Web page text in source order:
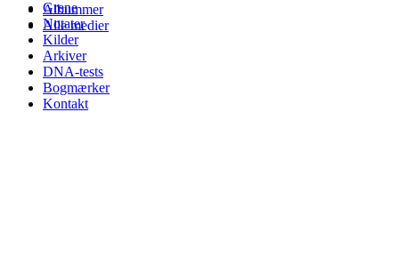
Albummer
Alle medier
Grene
Notater
Kilder
Arkiver
DNA-tests
Bogmærker
Kontakt